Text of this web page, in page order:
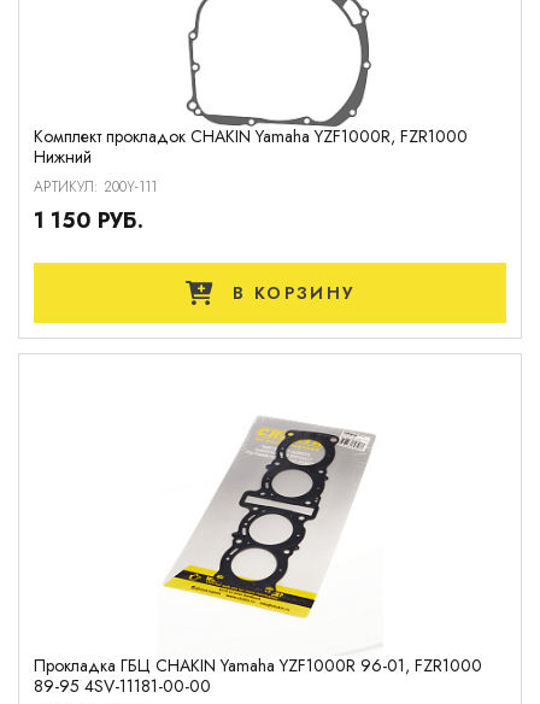
Комплект прокладок CHAKIN Yamaha YZF1000R, FZR1000
Нижний
АРТИКУЛ: 200Y-111
1 150 РУБ.
В КОРЗИНУ
Прокладка ГБЦ CHAKIN Yamaha YZF1000R 96-01, FZR1000
89-95 4SV-11181-00-00